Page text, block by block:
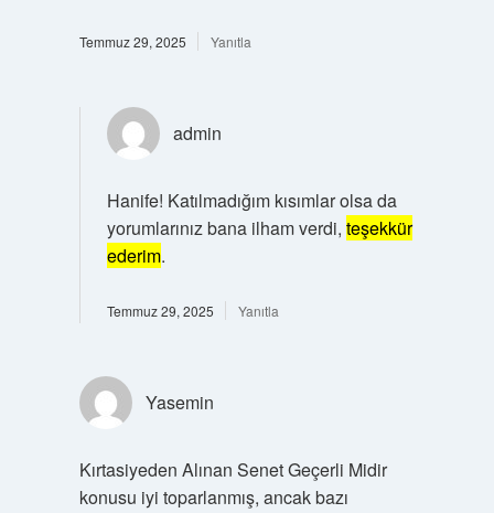
Temmuz 29, 2025 Yanıtla
admin
Hanife! Katılmadığım kısımlar olsa da
yorumlarınız bana ilham verdi, teşekkür
ederim.
Temmuz 29, 2025 Yanıtla
Yasemin
Kırtasiyeden Alınan Senet Geçerli Midir
konusu iyi toparlanmış, ancak bazı